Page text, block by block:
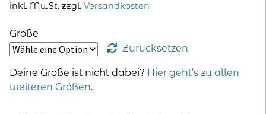
inkl. MwSt. zzgl. Versandkosten
Größe
Zurücksetzen
Deine Größe ist nicht dabei? Hier geht’s zu allen
weiteren Größen.